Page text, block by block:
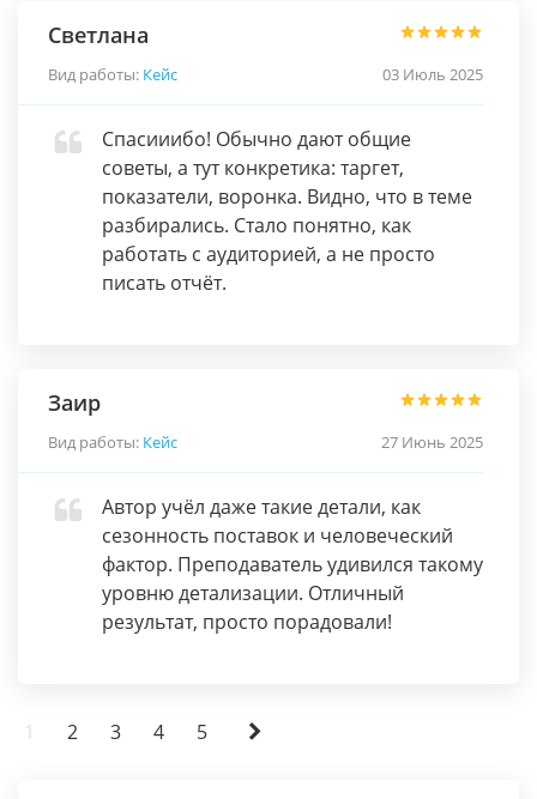
Светлана
Вид работы: Кейс 03 Июль 2025
Спасииибо! Обычно дают общие
советы, а тут конкретика: таргет,
показатели, воронка. Видно, что в теме
разбирались. Стало понятно, как
работать с аудиторией, а не просто
писать отчёт.
Заир
Вид работы: Кейс 27 Июнь 2025
Автор учёл даже такие детали, как
сезонность поставок и человеческий
фактор. Преподаватель удивился такому
уровню детализации. Отличный
результат, просто порадовали!
1 2 3 4 5